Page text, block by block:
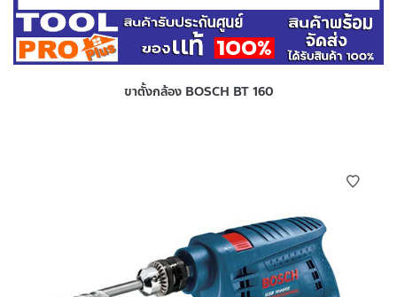
ขาตั้งกล้อง BOSCH BT 160